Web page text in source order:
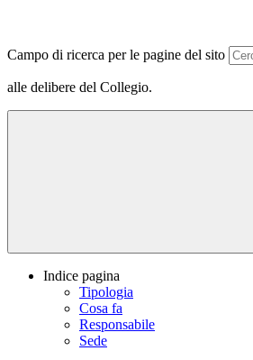
Campo di ricerca per le pagine del sito
alle delibere del Collegio.
Indice pagina
Tipologia
Cosa fa
Responsabile
Sede